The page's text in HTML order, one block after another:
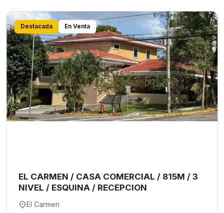
Destacada En Venta
EL CARMEN / CASA COMERCIAL / 815M / 3
NIVEL / ESQUINA / RECEPCION
El Carmen